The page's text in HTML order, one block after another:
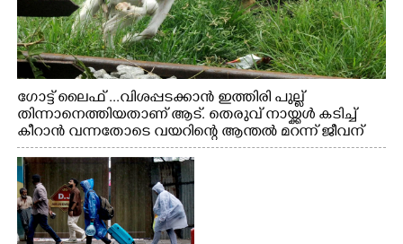
ഗോട്ട് ലൈഫ് ...വിശപ്പടക്കാൻ ഇത്തിരി പുല്ല്
തിന്നാനെത്തിയതാണ് ആട്. തെരുവ് നായ്ക്കൾ കടിച്ച്
കീറാൻ വന്നതോടെ വയറിന്റെ ആന്തൽ മറന്ന് ജീവന്
വേണ്ടിയായി ഓട്ടം. എറണാകുളം വാത്തുരുത്തിയിൽ
നിന്നുള്ള കാഴ്ച